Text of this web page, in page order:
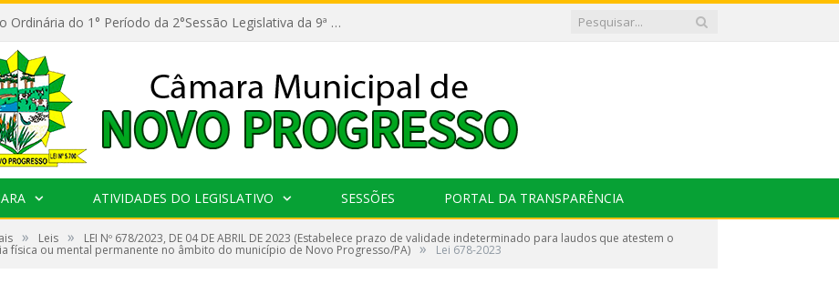
11ª Reunião Ordinária do 1° Período da 2°Sessão Legislativa da 9ª Legislatura do Poder Legislativo
ATIVIDADES DO LEGISLATIVO SESSÕES PORTAL DA TRANSPARÊNCIA
» Leis » LEI Nº 678/2023, DE 04 DE ABRIL DE 2023 (Estabelece prazo de validade indeterminado para laudos que atestem o
física ou mental permanente no âmbito do município de Novo Progresso/PA) » Lei 678-2023